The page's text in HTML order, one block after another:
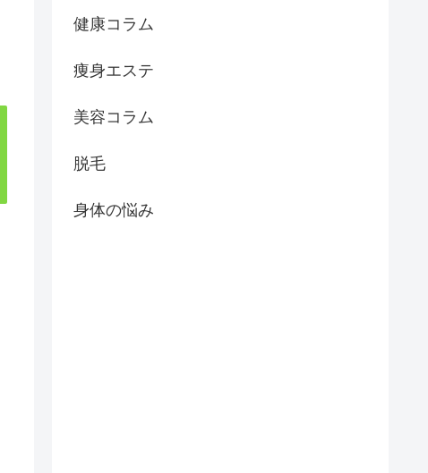
健康コラム
痩身エステ
美容コラム
脱毛
身体の悩み